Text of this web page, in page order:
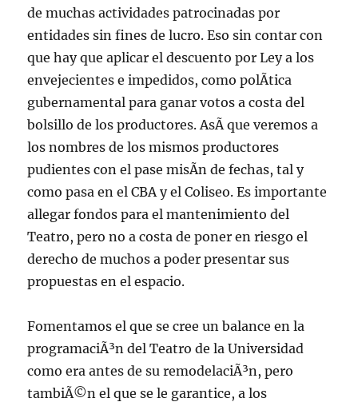
de muchas actividades patrocinadas por
entidades sin fines de lucro. Eso sin contar con
que hay que aplicar el descuento por Ley a los
envejecientes e impedidos, como polÃ­tica
gubernamental para ganar votos a costa del
bolsillo de los productores. AsÃ­ que veremos a
los nombres de los mismos productores
pudientes con el pase misÃ­n de fechas, tal y
como pasa en el CBA y el Coliseo. Es importante
allegar fondos para el mantenimiento del
Teatro, pero no a costa de poner en riesgo el
derecho de muchos a poder presentar sus
propuestas en el espacio.
Fomentamos el que se cree un balance en la
programaciÃ³n del Teatro de la Universidad
como era antes de su remodelaciÃ³n, pero
tambiÃ©n el que se le garantice, a los